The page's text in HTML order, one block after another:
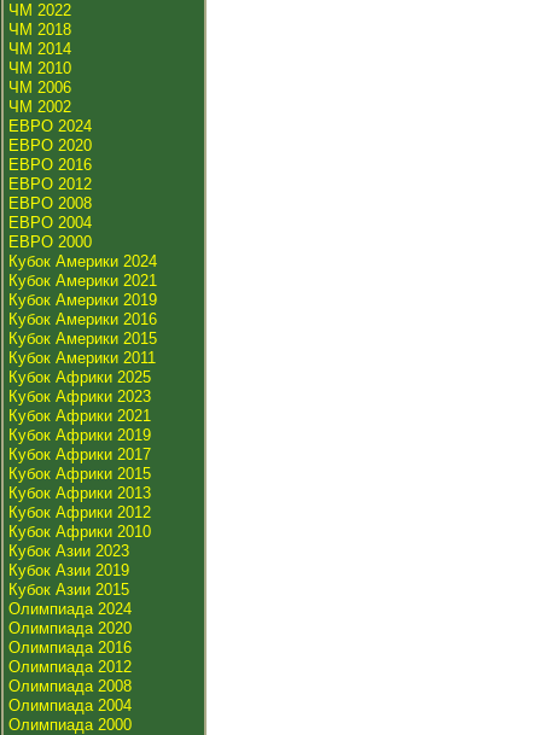
ЧМ 2022
ЧМ 2018
ЧМ 2014
ЧМ 2010
ЧМ 2006
ЧМ 2002
ЕВРО 2024
ЕВРО 2020
ЕВРО 2016
ЕВРО 2012
ЕВРО 2008
ЕВРО 2004
ЕВРО 2000
Кубок Америки 2024
Кубок Америки 2021
Кубок Америки 2019
Кубок Америки 2016
Кубок Америки 2015
Кубок Америки 2011
Кубок Африки 2025
Кубок Африки 2023
Кубок Африки 2021
Кубок Африки 2019
Кубок Африки 2017
Кубок Африки 2015
Кубок Африки 2013
Кубок Африки 2012
Кубок Африки 2010
Кубок Азии 2023
Кубок Азии 2019
Кубок Азии 2015
Олимпиада 2024
Олимпиада 2020
Олимпиада 2016
Олимпиада 2012
Олимпиада 2008
Олимпиада 2004
Олимпиада 2000